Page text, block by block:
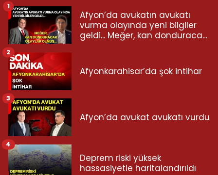
Afyon’da avukatın avukatı
vurma olayında yeni bilgiler
geldi... Meğer, kan donduracak
1
Afyonkarahisar’da şok intihar
2
Afyon’da avukat avukatı vurdu
3
Deprem riski yüksek
hassasiyetle haritalandırıldı
4